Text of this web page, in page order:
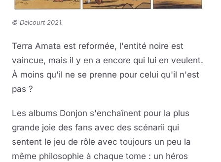
© Delcourt 2021.
Terra Amata est reformée, l'entité noire est
vaincue, mais il y en a encore qui lui en veulent.
À moins qu'il ne se prenne pour celui qu'il n'est
pas ?
Les albums Donjon s'enchaînent pour la plus
grande joie des fans avec des scénarii qui
sentent le jeu de rôle avec toujours un peu la
même philosophie à chaque tome : un héros